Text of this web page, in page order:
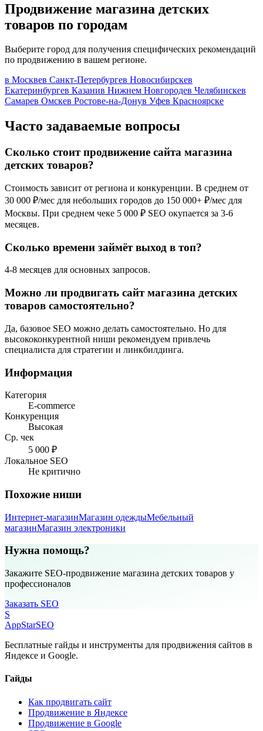
Продвижение магазина детских
товаров по городам
Выберите город для получения специфических рекомендаций
по продвижению в вашем регионе.
в Москвев Санкт-Петербургев Новосибирскев
Екатеринбургев Казанив Нижнем Новгородев Челябинскев
Самарев Омскев Ростове-на-Донув Уфев Красноярске
Часто задаваемые вопросы
Сколько стоит продвижение сайта магазина
детских товаров?
Стоимость зависит от региона и конкуренции. В среднем от
30 000 ₽/мес для небольших городов до 150 000+ ₽/мес для
Москвы. При среднем чеке 5 000 ₽ SEO окупается за 3-6
месяцев.
Сколько времени займёт выход в топ?
4-8 месяцев для основных запросов.
Можно ли продвигать сайт магазина детских
товаров самостоятельно?
Да, базовое SEO можно делать самостоятельно. Но для
высококонкурентной ниши рекомендуем привлечь
специалиста для стратегии и линкбилдинга.
Информация
Категория
E-commerce
Конкуренция
Высокая
Ср. чек
5 000 ₽
Локальное SEO
Не критично
Похожие ниши
Интернет-магазинМагазин одеждыМебельный
магазинМагазин электроники
Нужна помощь?
Закажите SEO-продвижение магазина детских товаров у
профессионалов
Заказать SEO
S
AppStarSEO
Бесплатные гайды и инструменты для продвижения сайтов в
Яндексе и Google.
Гайды
Как продвигать сайт
Продвижение в Яндексе
Продвижение в Google